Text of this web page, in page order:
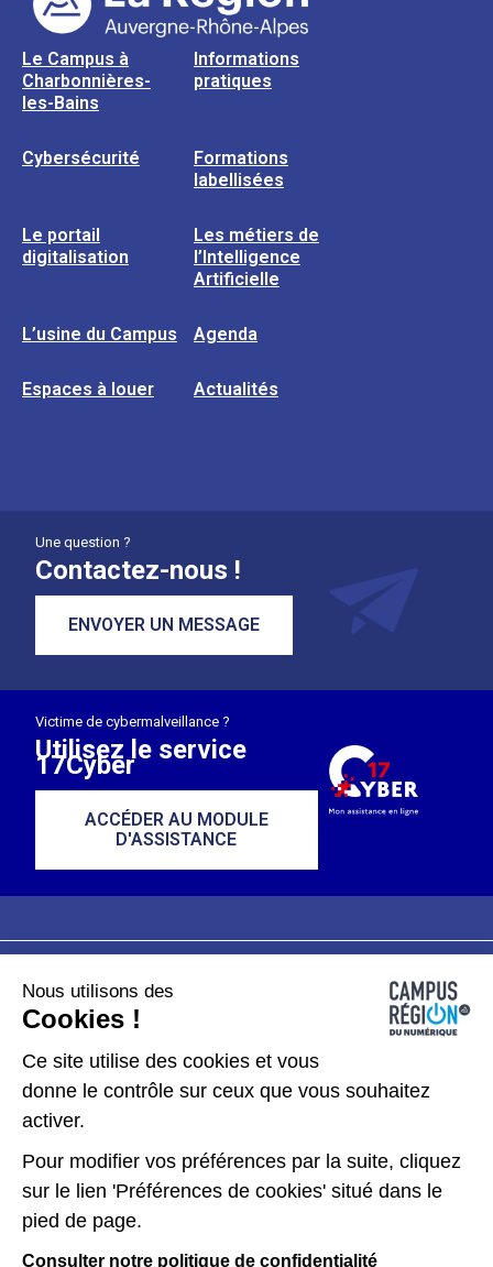
Le Campus à
Charbonnières-
les-Bains
Informations
pratiques
Cybersécurité
Formations
labellisées
Le portail
digitalisation
Les métiers de
l’Intelligence
Artificielle
L’usine du Campus Agenda
Espaces à louer Actualités
Une question ?
Contactez-nous !
ENVOYER UN MESSAGE
Victime de cybermalveillance ?
Utilisez le service
17Cyber
ACCÉDER AU MODULE
D'ASSISTANCE
Plan du site
Données personnelles
Gérer les cookies
Kit de communication
Accessibilité : partiellement conforme
Nous utilisons des
Cookies !
Ce site utilise des cookies et vous
donne le contrôle sur ceux que vous souhaitez
activer.
Pour modifier vos préférences par la suite, cliquez
sur le lien 'Préférences de cookies' situé dans le
pied de page.
Consulter notre politique de confidentialité